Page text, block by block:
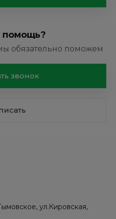
обязательно поможем
звонок
ул.Кировская,